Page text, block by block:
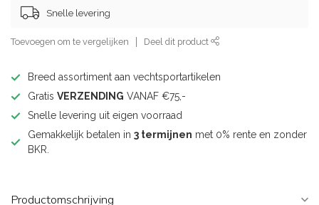
Snelle levering
Toevoegen om te vergelijken Deel dit product
Breed assortiment aan vechtsportartikelen
Gratis VERZENDING VANAF €75,-
Snelle levering uit eigen voorraad
Gemakkelijk betalen in 3 termijnen met 0% rente en zonder
BKR.
Productomschrijving